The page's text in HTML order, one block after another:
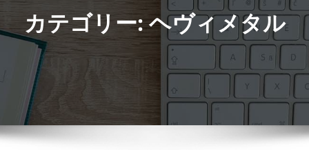
カテゴリー: ヘヴィメタル